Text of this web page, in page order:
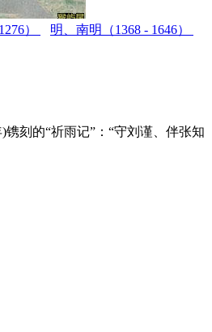
）
明、南明（1368 - 1646）
刻的“祈雨记”：“守刘谨、伴张知